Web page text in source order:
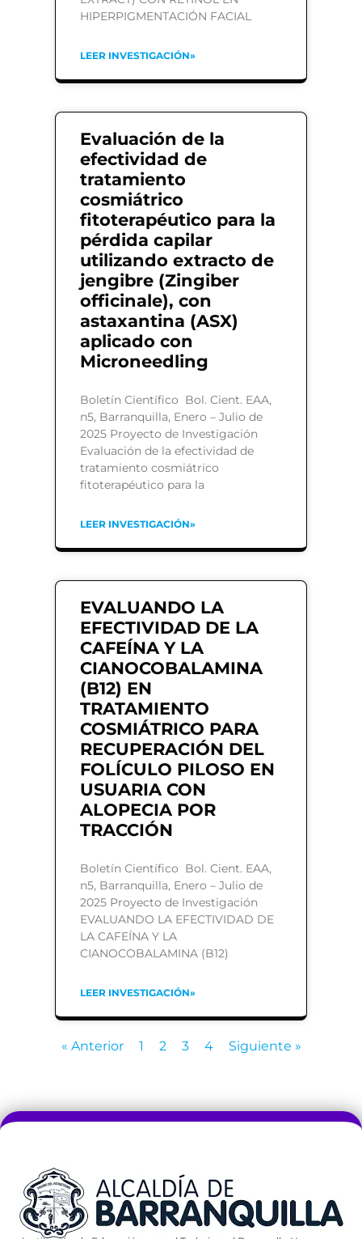
HIPERPIGMENTACIÓN FACIAL
LEER INVESTIGACIÓN»
Evaluación de la
efectividad de
tratamiento
cosmiátrico
fitoterapéutico para la
pérdida capilar
utilizando extracto de
jengibre (Zingiber
officinale), con
astaxantina (ASX)
aplicado con
Microneedling
Boletín Científico Bol. Cient. EAA,
n5, Barranquilla, Enero – Julio de
2025 Proyecto de Investigación
Evaluación de la efectividad de
tratamiento cosmiátrico
fitoterapéutico para la
LEER INVESTIGACIÓN»
EVALUANDO LA
EFECTIVIDAD DE LA
CAFEÍNA Y LA
CIANOCOBALAMINA
(B12) EN
TRATAMIENTO
COSMIÁTRICO PARA
RECUPERACIÓN DEL
FOLÍCULO PILOSO EN
USUARIA CON
ALOPECIA POR
TRACCIÓN
Boletín Científico Bol. Cient. EAA,
n5, Barranquilla, Enero – Julio de
2025 Proyecto de Investigación
EVALUANDO LA EFECTIVIDAD DE
LA CAFEÍNA Y LA
CIANOCOBALAMINA (B12)
LEER INVESTIGACIÓN»
« Anterior 1 2 3 4 Siguiente »